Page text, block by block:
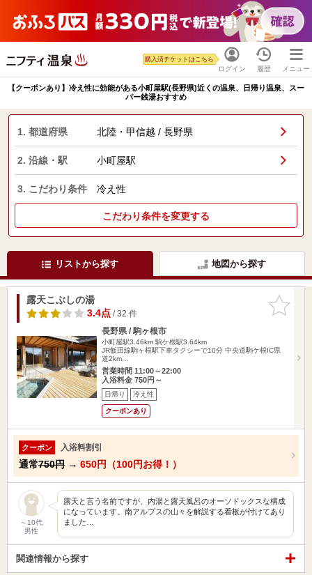
ログイン
購入済チケットはこちら
履歴 メニュー
【クーポンあり】冷え性に効能がある小町屋駅(長野県)近くの温泉、日帰り温泉、スー
パー銭湯おすすめ
1. 都道府県 北陸・甲信越 / 長野県
2. 沿線・駅 小町屋駅
3. こだわり条件 冷え性
こだわり条件を変更する
リストから探す 地図から探す
お気に入
りに追加
露天こぶしの湯
3.4点/ 32 件
長野県 / 駒ヶ根市
小町屋駅3.46km 駒ケ根駅3.64km
JR飯田線駒ヶ根駅下車タクシーで10分 中央道駒ケ根IC県
道2km…
営業時間 11:00～22:00
入浴料金 750円～
日帰り 冷え性
クーポンあり
クーポン 入浴料割引
通常750円 → 650円（100円お得！）
～10代
男性
露天と言う名前ですが、内湯と露天風呂のオーソドックスな構成
になっています。南アルプスの山々を解説する看板が付けてあり
ました…
関連情報から探す